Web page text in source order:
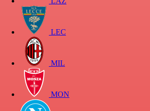
LEC
MIL
MON